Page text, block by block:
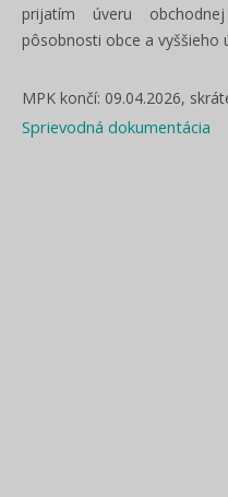
prijatím úveru
pôsobnosti obce a vyššieho
MPK končí: 09.04.2026,
Sprievodná dokumentácia